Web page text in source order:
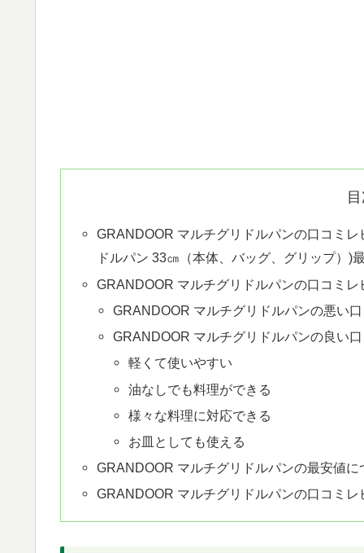
GRANDOOR マルチグリドルパンの口コミ
ドルパン 33㎝（本体、バッグ、グリップ）)
GRANDOOR マルチグリドルパンの口コミレ
GRANDOOR マルチグリドルパンの悪い
GRANDOOR マルチグリドルパンの良い
軽くて使いやすい
油なしでも料理ができる
様々な料理に対応できる
お皿としても使える
GRANDOOR マルチグリドルパンの最安値に
GRANDOOR マルチグリドルパンの口コミ